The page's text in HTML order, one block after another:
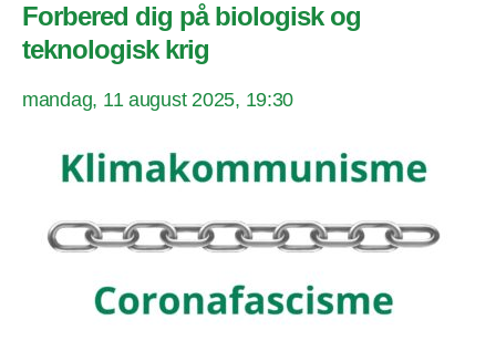
Forbered dig på biologisk og
teknologisk krig
mandag, 11 august 2025, 19:30